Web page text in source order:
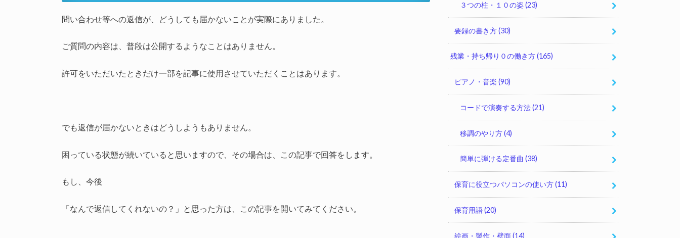
問い合わせ等への返信が、どうしても届かないことが実際にありました。
ご質問の内容は、普段は公開するようなことはありません。
許可をいただいたときだけ一部を記事に使用させていただくことはあります。
でも返信が届かないときはどうしようもありません。
困っている状態が続いていると思いますので、その場合は、この記事で回答をします。
もし、今後
「なんで返信してくれないの？」と思った方は、この記事を開いてみてください。
３つの柱・１０の姿(23)
要録の書き方(30)
残業・持ち帰り０の働き方(165)
ピアノ・音楽 (90)
コードで演奏する方法(21)
移調のやり方(4)
簡単に弾ける定番曲(38)
保育に役立つパソコンの使い方(11)
保育用語(20)
絵画・製作・壁面(14)